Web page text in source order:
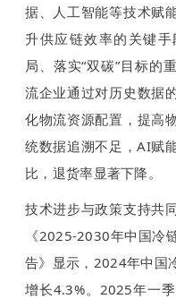
据、人工智能等技术赋
升供应链效率的关键
局、落实“双碳”目标的
流企业通过对历史数据
化物流资源配置，提高
统数据追溯不足，AI赋
比，退货率显著下降。
技术进步与政策支持共
《2025-2030年中国冷
告》显示，2024年中国
增长4.3%。2025年一